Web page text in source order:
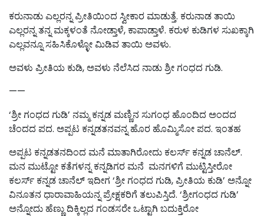
ಕರುನಾಡು ಎಲ್ಲರನ್ನ ಪ್ರೀತಿಯಿಂದ ಸ್ವೀಕಾರ ಮಾಡುತ್ತೆ. ಕರುನಾಡ ತಾಯಿ
ಎಲ್ಲರನ್ನ ತನ್ನ ಮಕ್ಕಳಂತೆ ನೋಡ್ತಾಳೆ, ಕಾಪಾಡ್ತಾಳೆ. ಕರುಳ ಕುಡಿಗಳ ಸುಖಕ್ಕಾಗಿ
ಎಲ್ಲವನ್ನೂ ಸಹಿಸಿಕೊಳ್ಳೋ ಮಿಡಿವ ತಾಯಿ ಅವಳು.
ಅವಳು ಪ್ರೀತಿಯ ಕುಡಿ, ಅವಳು ನೆಲೆಸಿದ ನಾಡು ಶ್ರೀ ಗಂಧದ ಗುಡಿ.
——
‘ಶ್ರೀ ಗಂಧದ ಗುಡಿ’ ನಮ್ಮ ಕನ್ನಡ ಮಣ್ಣಿನ ಸುಗಂಧ ಹೊಂದಿದ ಅಂದದ
ಚೆಂದದ ಪದ. ಅಪ್ಪಟ ಕನ್ನಡತನವನ್ನ ಹೊರ ಹೊಮ್ಮಿಸೋ ಪದ. ಇಂತಹ
ಅಪ್ಪಟ ಕನ್ನಡತನದಿಂದ ಮನೆ ಮಾತಾಗಿರೋದು ಕಲರ್ಸ್ ಕನ್ನಡ ಚಾನೆಲ್.
ಮನ ಮುಟ್ಟೋ ಕತೆಗಳನ್ನ ಕನ್ನಡಿಗರ ಮನೆ ಮನಗಳಿಗೆ ಮುಟ್ಟಿಸ್ತೀರೋ
ಕಲರ್ಸ್ ಕನ್ನಡ ಚಾನೆಲ್ ಇದೀಗ ‘ಶ್ರೀ ಗಂಧದ ಗುಡಿ, ಪ್ರೀತಿಯ ಕುಡಿ’ ಅನ್ನೋ
ವಿನೂತನ ಧಾರಾವಾಹಿಯನ್ನ ಪ್ರೇಕ್ಷಕರಿಗೆ ತಲುಪಿಸ್ತಿದೆ. ‘ಶ್ರೀಗಂಧದ ಗುಡಿ’
ಅನ್ನೋದು ಹೆಣ್ಣು ದಿಕ್ಕಿಲ್ಲದ ಗಂಡಸರೇ ಒಟ್ಟಾಗಿ ಬದುಕ್ತಿರೋ